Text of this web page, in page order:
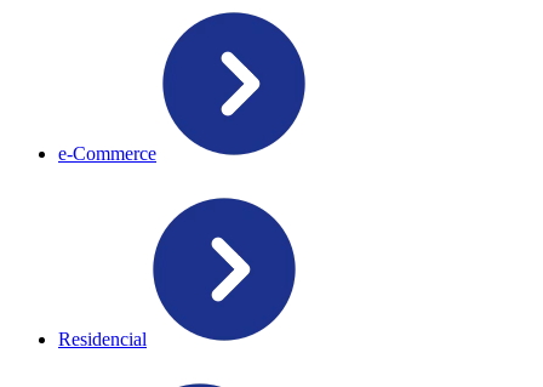
e-Commerce
Residencial